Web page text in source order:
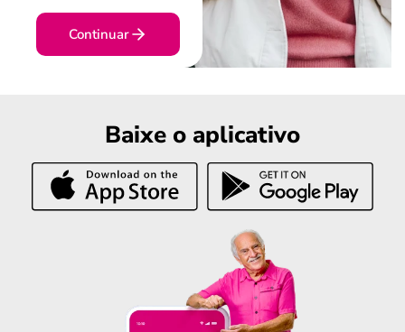
Continuar
Baixe o aplicativo